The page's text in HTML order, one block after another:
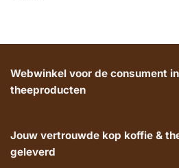
Webwinkel voor de consument
theeproducten
Jouw vertrouwde kop koffie &
geleverd